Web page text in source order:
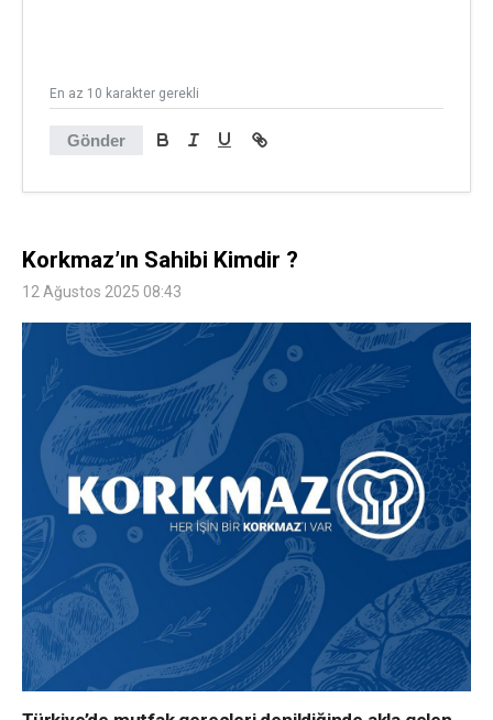
Gönder
En az 10 karakter gerekli
Korkmaz’ın Sahibi Kimdir ?
12 Ağustos 2025 08:43